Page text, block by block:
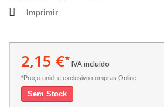
Imprimir
2,15 €*IVA incluído
*Preço unid. e exclusivo compras Online
Sem Stock